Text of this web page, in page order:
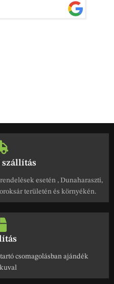
szállítás
esetén , Dunaharaszti,
területén és környékén.
csomagolásban ajándék